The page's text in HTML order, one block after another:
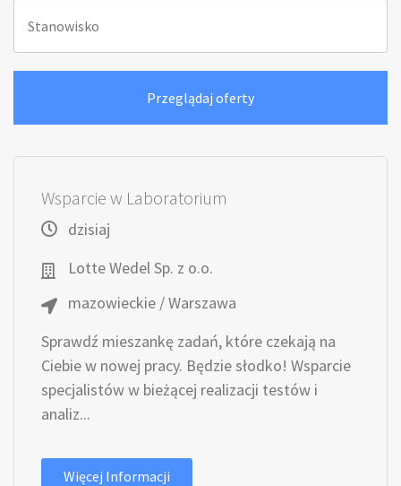
Wsparcie w Laboratorium
dzisiaj
Lotte Wedel Sp. z o.o.
mazowieckie / Warszawa
Sprawdź mieszankę zadań, które czekają na
Ciebie w nowej pracy. Będzie słodko! Wsparcie
specjalistów w bieżącej realizacji testów i
analiz...
Więcej Informacji